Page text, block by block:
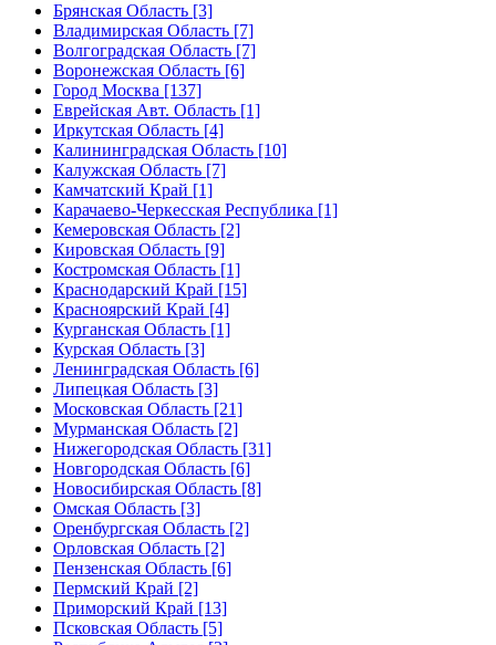
Брянская Область [3]
Владимирская Область [7]
Волгоградская Область [7]
Воронежская Область [6]
Город Москва [137]
Еврейская Авт. Область [1]
Иркутская Область [4]
Калининградская Область [10]
Калужская Область [7]
Камчатский Край [1]
Карачаево-Черкесская Республика [1]
Кемеровская Область [2]
Кировская Область [9]
Костромская Область [1]
Краснодарский Край [15]
Красноярский Край [4]
Курганская Область [1]
Курская Область [3]
Ленинградская Область [6]
Липецкая Область [3]
Московская Область [21]
Мурманская Область [2]
Нижегородская Область [31]
Новгородская Область [6]
Новосибирская Область [8]
Омская Область [3]
Оренбургская Область [2]
Орловская Область [2]
Пензенская Область [6]
Пермский Край [2]
Приморский Край [13]
Псковская Область [5]